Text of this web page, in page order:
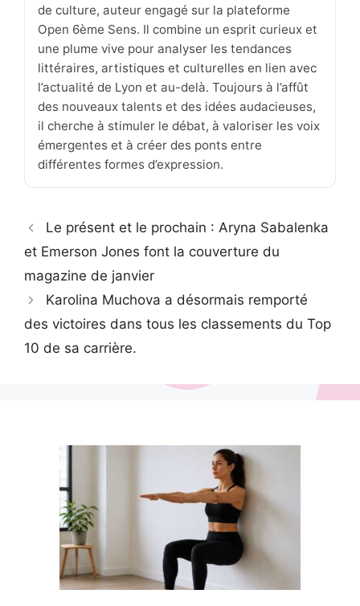
de culture, auteur engagé sur la plateforme
Open 6ème Sens. Il combine un esprit curieux et
une plume vive pour analyser les tendances
littéraires, artistiques et culturelles en lien avec
l’actualité de Lyon et au-delà. Toujours à l’affût
des nouveaux talents et des idées audacieuses,
il cherche à stimuler le débat, à valoriser les voix
émergentes et à créer des ponts entre
différentes formes d’expression.
Le présent et le prochain : Aryna Sabalenka
et Emerson Jones font la couverture du
magazine de janvier
Karolina Muchova a désormais remporté
des victoires dans tous les classements du Top
10 de sa carrière.